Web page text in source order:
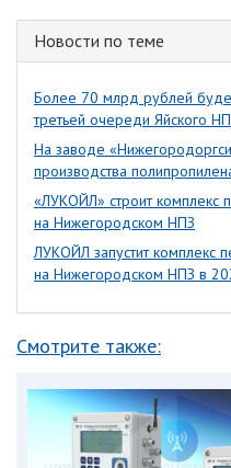
Новости по теме
Более 70 млрд рублей
третьей очереди Яйского
На заводе
производства
«ЛУКОЙЛ» строит комплекс
на Нижегородском НПЗ
ЛУКОЙЛ запустит комплекс
на Нижегородском НПЗ в
Смотрите также: